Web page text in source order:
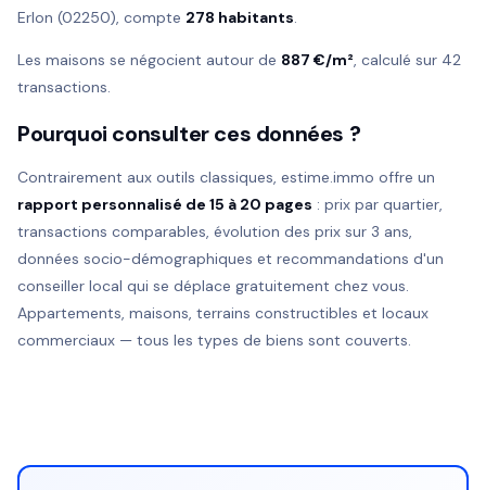
Erlon (02250), compte 278 habitants.
Les maisons se négocient autour de 887 €/m², calculé sur 42
transactions.
Pourquoi consulter ces données ?
Contrairement aux outils classiques, estime.immo offre un
rapport personnalisé de 15 à 20 pages : prix par quartier,
transactions comparables, évolution des prix sur 3 ans,
données socio-démographiques et recommandations d'un
conseiller local qui se déplace gratuitement chez vous.
Appartements, maisons, terrains constructibles et locaux
commerciaux — tous les types de biens sont couverts.